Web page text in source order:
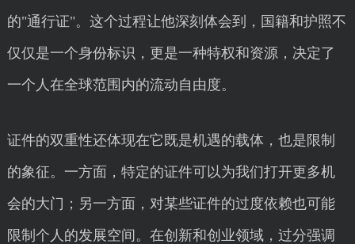
的"通行证"。这个过程让他深刻体会到，国籍和护照不
仅仅是一个身份标识，更是一种特权和资源，决定了
一个人在全球范围内的流动自由度。
证件的双重性还体现在它既是机遇的载体，也是限制
的象征。一方面，特定的证件可以为我们打开更多机
会的大门；另一方面，对某些证件的过度依赖也可能
限制个人的发展空间。在创新和创业领域，过分强调